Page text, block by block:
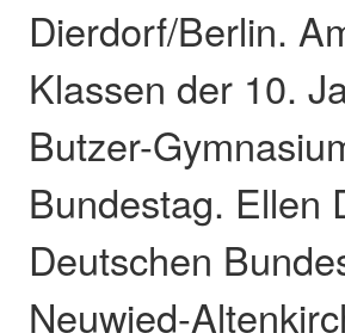
Dierdorf/Berlin.
Klassen der 10.
Butzer-
Bundestag. Ellen
Deutschen
Neuwied-